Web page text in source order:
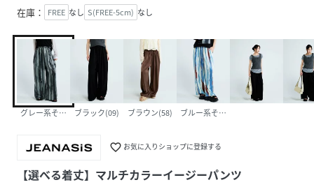
在庫： FREE なし S(FREE-5cm) なし
グレー系その他(19)ブラック(09) ブラウン(58) ブルー系その他(85)
favorite_border お気に入りショップに登録する
【選べる着丈】マルチカラーイージーパンツ